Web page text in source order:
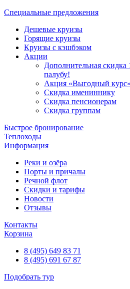
Специальные предложения
Дешевые круизы
Горящие круизы
Круизы с кэшбэком
Акции
Дополнительная
палубу!
Акция «Выгодный курс»
Скидка имениннику
Скидка пенсионерам
Скидка группам
Быстрое бронирование
Теплоходы
Информация
Реки и озёра
Порты и причалы
Речной флот
Скидки и тарифы
Новости
Отзывы
Контакты
Корзина
8 (495) 649 83 71
8 (495) 691 67 87
Подобрать тур